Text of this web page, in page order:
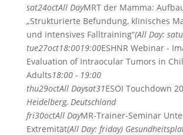
sat24octAll DayMRT der Mamma:
„Strukturierte Befundung, klinisches
und intensives Falltraining“(All Day:
tue27oct18:0019:00ESHNR Webinar -
Evaluation of Intraocular Tumors in
Adults18:00 - 19:00
thu29octAll Daysat31ESOI Touchdown
Heidelberg, Deutschland
fri30octAll DayMR-Trainer-Seminar
Extremität(All Day: friday)